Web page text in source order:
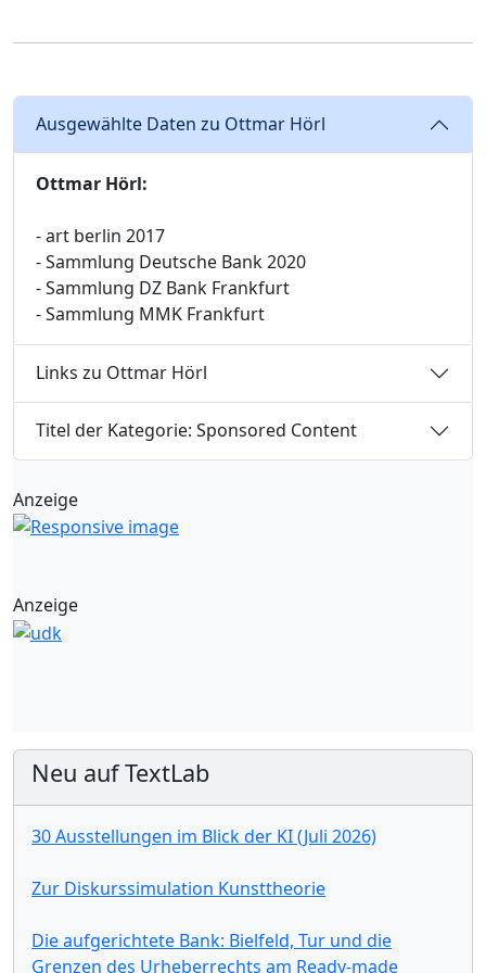
Ausgewählte Daten zu Ottmar Hörl
Ottmar Hörl:
- art berlin 2017
- Sammlung Deutsche Bank 2020
- Sammlung DZ Bank Frankfurt
- Sammlung MMK Frankfurt
Links zu Ottmar Hörl
Titel der Kategorie: Sponsored Content
Anzeige
Anzeige
Neu auf TextLab
30 Ausstellungen im Blick der KI (Juli 2026)
Zur Diskurssimulation Kunsttheorie
Die aufgerichtete Bank: Bielfeld, Tur und die
Grenzen des Urheberrechts am Ready-made